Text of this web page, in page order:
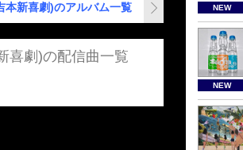
本新喜劇)のアルバム一覧
喜劇)の配信曲一覧
NEW
NEW